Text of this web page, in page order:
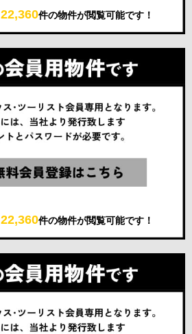
22,360件の物件が閲覧可能です！
22,360件の物件が閲覧可能です！